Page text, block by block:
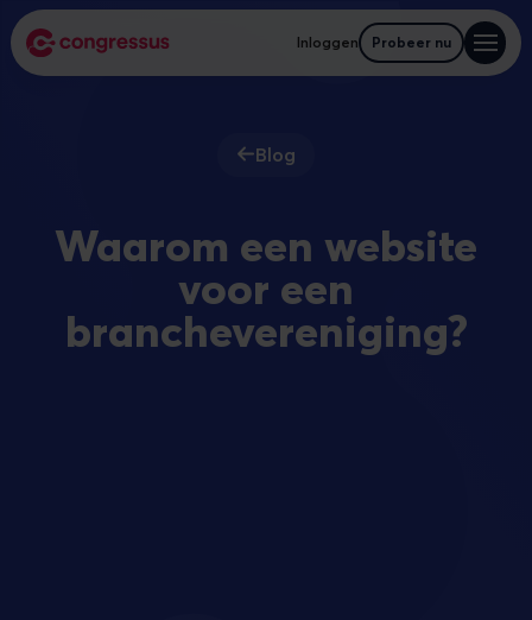
Inloggen Probeer nu
Blog
Waarom een website
voor een
branchevereniging?